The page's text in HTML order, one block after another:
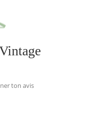
ton avis